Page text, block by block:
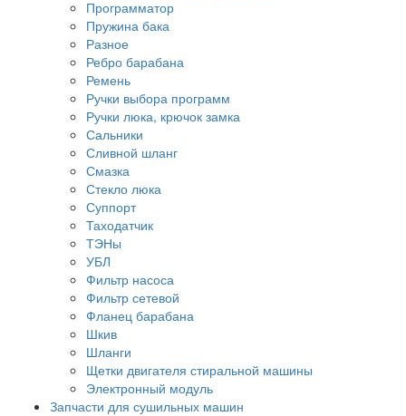
Программатор
Пружина бака
Разное
Ребро барабана
Ремень
Ручки выбора программ
Ручки люка, крючок замка
Сальники
Сливной шланг
Смазка
Стекло люка
Суппорт
Таходатчик
ТЭНы
УБЛ
Фильтр насоса
Фильтр сетевой
Фланец барабана
Шкив
Шланги
Щетки двигателя стиральной машины
Электронный модуль
Запчасти для сушильных машин